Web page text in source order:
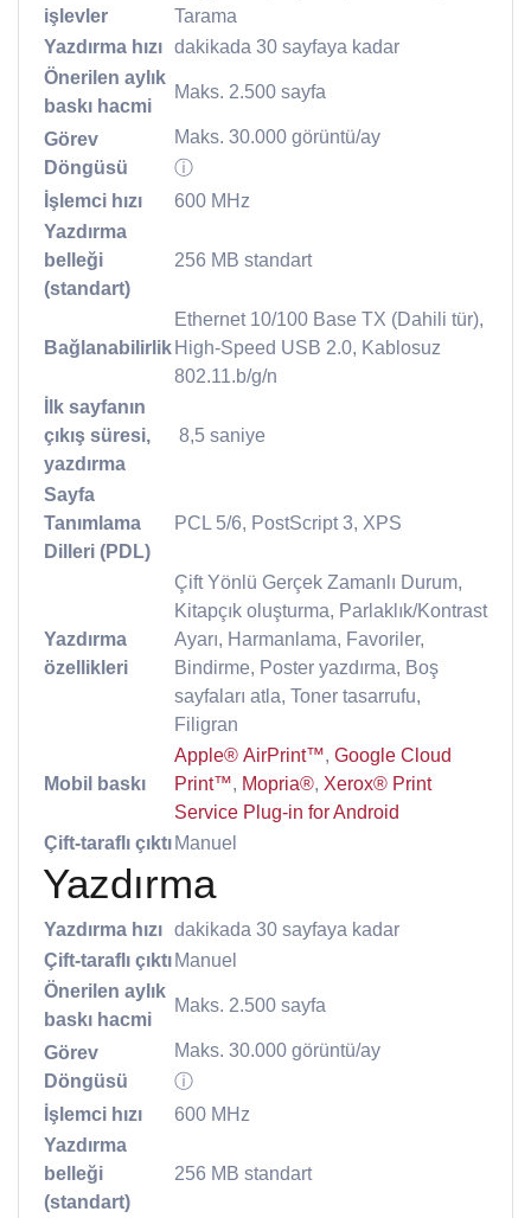
işlevler
Tarama
Yazdırma hızı dakikada 30 sayfaya kadar
Önerilen aylık
baskı hacmi
Maks. 2.500 sayfa
Görev
Döngüsü
Maks. 30.000 görüntü/ay
ⓘ
İşlemci hızı
600 MHz
Yazdırma
belleği
(standart)
256 MB standart
Bağlanabilirlik
Ethernet 10/100 Base TX (Dahili tür),
High-Speed USB 2.0, Kablosuz
802.11.b/g/n
İlk sayfanın
çıkış süresi,
yazdırma
​ 8,5 saniye
Sayfa
Tanımlama
Dilleri (PDL)
PCL 5/6, PostScript 3, XPS
Yazdırma
özellikleri
Çift Yönlü Gerçek Zamanlı Durum,
Kitapçık oluşturma, Parlaklık/Kontrast
Ayarı, Harmanlama, Favoriler,
Bindirme, Poster yazdırma, Boş
sayfaları atla, Toner tasarrufu,
Filigran
Mobil baskı
Apple® AirPrint™, Google Cloud
Print™, Mopria®, Xerox® Print
Service Plug-in for Android
Çift-taraflı çıktı Manuel
Yazdırma
Yazdırma hızı dakikada 30 sayfaya kadar
Çift-taraflı çıktı Manuel
Önerilen aylık
baskı hacmi
Maks. 2.500 sayfa
Görev
Döngüsü
Maks. 30.000 görüntü/ay
ⓘ
İşlemci hızı
600 MHz
Yazdırma
belleği
(standart)
256 MB standart